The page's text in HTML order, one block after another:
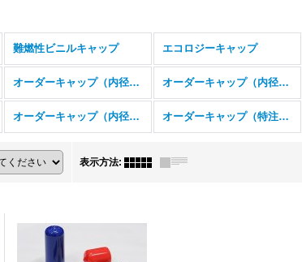
難燃性ビニルキャップ エコロジーキャップ
オーダーキャップ（内径2ミリ〜9.5ミリ） オーダーキャップ（内径10ミリ〜16ミリ）
オーダーキャップ（内径34ミリ以上） オーダーキャップ（特注品）
表示方法: